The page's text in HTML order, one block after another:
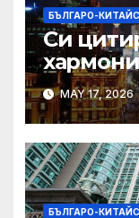
БЪЛГАРО-
Си
Китай
MAY 17, 2026
БЪЛГАРО-